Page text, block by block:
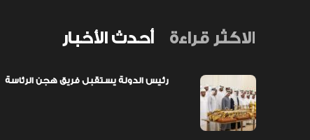
أحدث الأخبار الاكثر قراءة